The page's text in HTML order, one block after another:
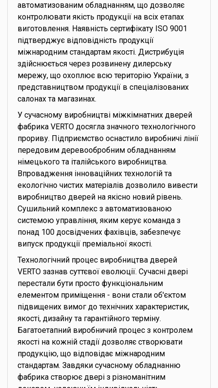
автоматизованим обладнанням, що дозволяє
контролювати якість продукції на всіх етапах
виготовлення. Наявність сертифікату ISO 9001
підтверджує відповідність продукції
міжнародним стандартам якості. Дистрибуція
здійснюється через розвинену дилерську
мережу, що охоплює всю територію України, з
представництвом продукції в спеціалізованих
салонах та магазинах.
У сучасному виробництві міжкімнатних дверей
фабрика VERTO досягла значного технологічного
прориву. Підприємство оснастило виробничі лінії
передовим деревообробним обладнанням
німецького та італійського виробництва.
Впровадження інноваційних технологій та
екологічно чистих матеріалів дозволило вивести
виробництво дверей на якісно новий рівень.
Сушильний комплекс з автоматизованою
системою управління, яким керує команда з
понад 100 досвідчених фахівців, забезпечує
випуск продукції преміальної якості.
Технологічний процес виробництва дверей
VERTO зазнав суттєвої еволюції. Сучасні двері
перестали бути просто функціональним
елементом приміщення - вони стали об'єктом
підвищених вимог до технічних характеристик,
якості, дизайну та гарантійного терміну.
Багатоетапний виробничий процес з контролем
якості на кожній стадії дозволяє створювати
продукцію, що відповідає міжнародним
стандартам. Завдяки сучасному обладнанню
фабрика створює двері з різноманітним